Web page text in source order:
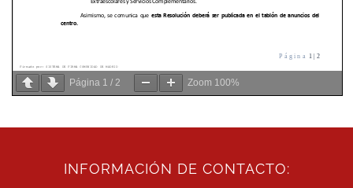
Página 1 / 2 Zoom 100%
INFORMACIÓN DE CONTACTO: